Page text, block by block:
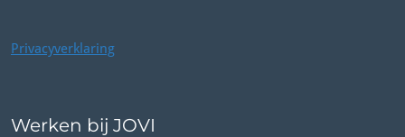
Privacyverklaring
Werken bij JOVI